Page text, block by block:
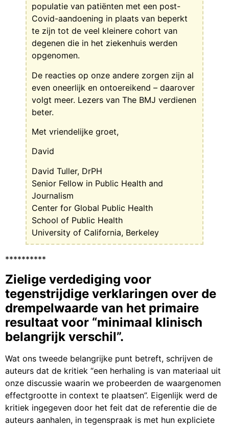
populatie van patiënten met een post-
Covid-aandoening in plaats van beperkt
te zijn tot de veel kleinere cohort van
degenen die in het ziekenhuis werden
opgenomen.
De reacties op onze andere zorgen zijn al
even oneerlijk en ontoereikend – daarover
volgt meer. Lezers van The BMJ verdienen
beter.
Met vriendelijke groet,
David
David Tuller, DrPH
Senior Fellow in Public Health and
Journalism
Center for Global Public Health
School of Public Health
University of California, Berkeley
**********
Zielige verdediging voor
tegenstrijdige verklaringen over de
drempelwaarde van het primaire
resultaat voor “minimaal klinisch
belangrijk verschil”.
Wat ons tweede belangrijke punt betreft, schrijven de
auteurs dat de kritiek “een herhaling is van materiaal uit
onze discussie waarin we probeerden de waargenomen
effectgrootte in context te plaatsen”. Eigenlijk werd de
kritiek ingegeven door het feit dat de referentie die de
auteurs aanhalen, in tegenspraak is met hun expliciete